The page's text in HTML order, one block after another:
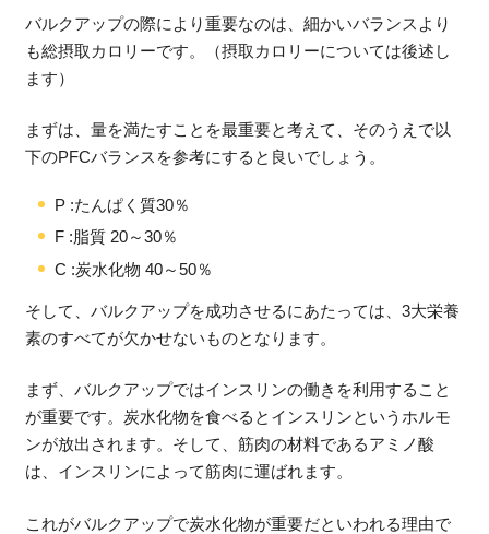
バルクアップの際により重要なのは、細かいバランスより
も総摂取カロリーです。（摂取カロリーについては後述し
ます）
まずは、量を満たすことを最重要と考えて、そのうえで以
下のPFCバランスを参考にすると良いでしょう。
P :たんぱく質30％
F :脂質 20～30％
C :炭水化物 40～50％
そして、バルクアップを成功させるにあたっては、3大栄養
素のすべてが欠かせないものとなります。
まず、バルクアップではインスリンの働きを利用すること
が重要です。炭水化物を食べるとインスリンというホルモ
ンが放出されます。そして、筋肉の材料であるアミノ酸
は、インスリンによって筋肉に運ばれます。
これがバルクアップで炭水化物が重要だといわれる理由で